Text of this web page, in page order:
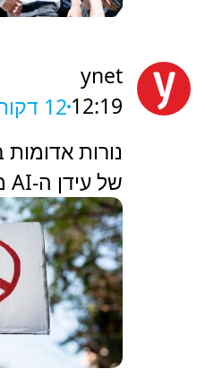
ynet
12:19 12 דקות
נורות
של עידן ה-AI מתחיל להתממש